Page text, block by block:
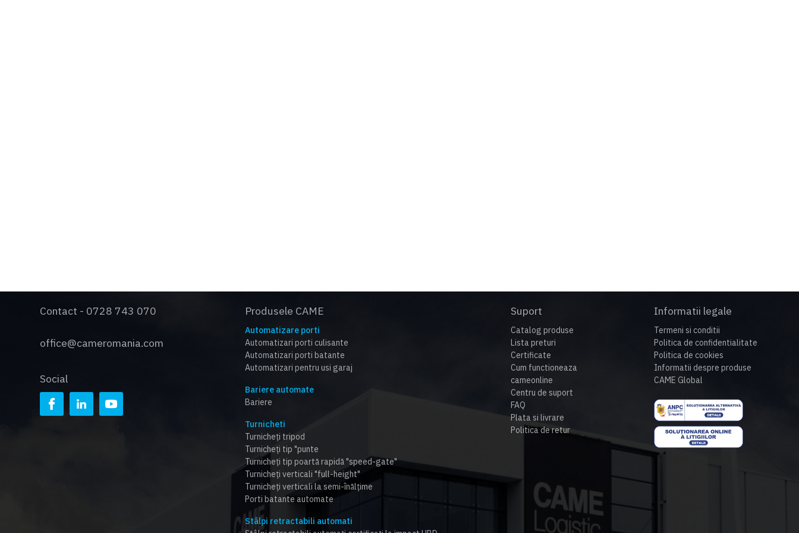
Contact - 0728 743 070
office@cameromania.com
Social
Produsele CAME
Automatizare porti
Automatizari porti culisante
Automatizari porti batante
Automatizari pentru usi garaj
Bariere automate
Bariere
Turnicheti
Turnicheți tripod
Turnicheți tip "punte
Turnicheți tip poartă rapidă "speed-gate"
Turnicheți verticali "full-height"
Turnicheți verticali la semi-înălțime
Porti batante automate
Stâlpi retractabili automati
Suport
Catalog produse
Lista preturi
Certificate
Cum functioneaza
cameonline
Centru de suport
FAQ
Plata si livrare
Politica de retur
Informatii legale
Termeni si conditii
Politica de confidentialitate
Politica de cookies
Informatii despre produse
CAME Global